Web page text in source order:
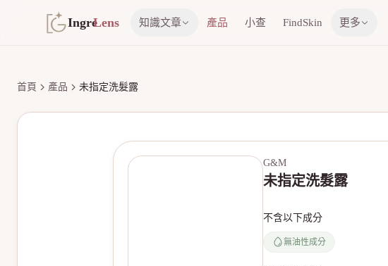
IngreLens 知識文章 產品 小查 FindSkin 更多
首頁 產品 未指定洗髮露
G&M
未指定洗髮露
不含以下成分
無油性成分